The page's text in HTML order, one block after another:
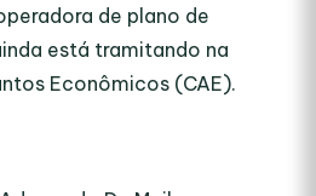
de plano de
está tramitando na
Econômicos (CAE).